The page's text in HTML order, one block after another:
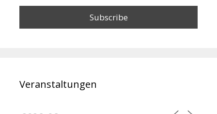
Veranstaltungen